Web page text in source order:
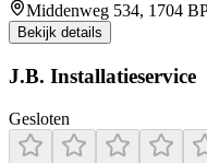
Middenweg 534, 1704
Bekijk details
J.B. Installatieservice
Gesloten